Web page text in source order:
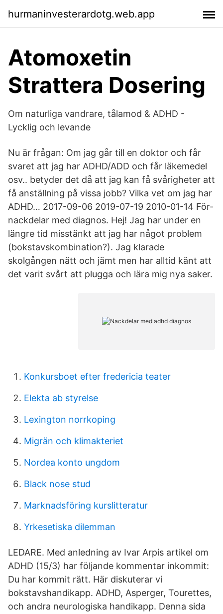
hurmaninvesterardotg.web.app
Atomoxetin
Strattera Dosering
Om naturliga vandrare, tålamod & ADHD -
Lycklig och levande
Nu är frågan: Om jag går till en doktor och får
svaret att jag har ADHD/ADD och får läkemedel
osv.. betyder det då att jag kan få svårigheter att
få anställning på vissa jobb? Vilka vet om jag har
ADHD… 2017-09-06 2019-07-19 2010-01-14 För-
nackdelar med diagnos. Hej! Jag har under en
längre tid misstänkt att jag har något problem
(bokstavskombination?). Jag klarade
skolgången nätt och jämt men har alltid känt att
det varit svårt att plugga och lära mig nya saker.
Konkursboet efter fredericia teater
Elekta ab styrelse
Lexington norrkoping
Migrän och klimakteriet
Nordea konto ungdom
Black nose stud
Marknadsföring kurslitteratur
Yrkesetiska dilemman
LEDARE. Med anledning av Ivar Arpis artikel om
ADHD (15/3) har följande kommentar inkommit:
Du har kommit rätt. Här diskuterar vi
bokstavshandikapp. ADHD, Asperger, Tourettes,
och andra neurologiska handikapp. Denna sida